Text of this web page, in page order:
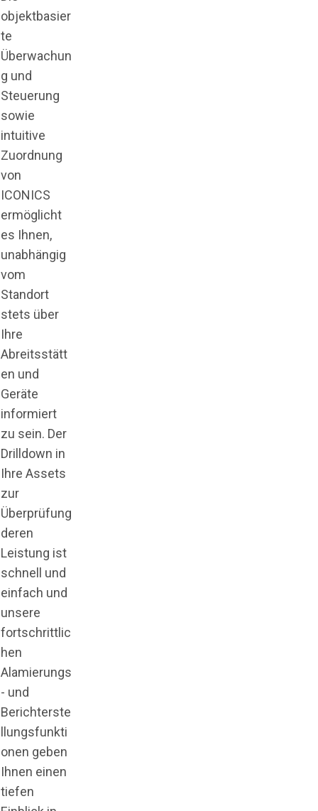
objektbasier
te
Überwachun
g und
Steuerung
sowie
intuitive
Zuordnung
von
ICONICS
ermöglicht
es Ihnen,
unabhängig
vom
Standort
stets über
Ihre
Abreitsstätt
en und
Geräte
informiert
zu sein. Der
Drilldown in
Ihre Assets
zur
Überprüfung
deren
Leistung ist
schnell und
einfach und
unsere
fortschrittlic
hen
Alamierungs
- und
Berichterste
llungsfunkti
onen geben
Ihnen einen
tiefen